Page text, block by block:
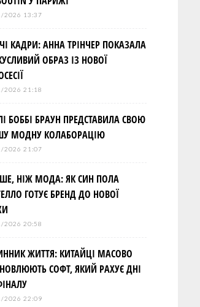
2026 13:37
КАДРИ: АННА ТРІНЧЕР ПОКАЗАЛА
ОБРАЗ ІЗ НОВОЇ
2026 21:18
БОББІ БРАУН ПРЕДСТАВИЛА СВОЮ
МОДНУ КОЛАБОРАЦІЮ
2026 21:07
НІЖ МОДА: ЯК СИН ПОЛА
ГОТУЄ БРЕНД ДО НОВОЇ
2026 20:58
ЖИТТЯ: КИТАЙЦІ МАСОВО
СОФТ, ЯКИЙ РАХУЄ ДНІ
2026 22:09